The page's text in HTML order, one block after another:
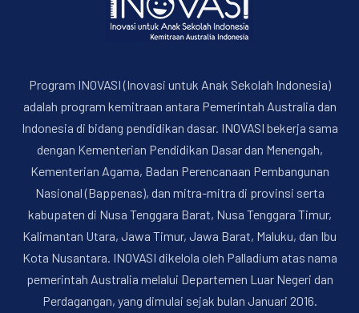
Program INOVASI (Inovasi untuk Anak Sekolah Indonesia)
adalah program kemitraan antara Pemerintah Australia dan
Indonesia di bidang pendidikan dasar. INOVASI bekerja sama
dengan Kementerian Pendidikan Dasar dan Menengah,
Kementerian Agama, Badan Perencanaan Pembangunan
Nasional (Bappenas), dan mitra-mitra di provinsi serta
kabupaten di Nusa Tenggara Barat, Nusa Tenggara Timur,
Kalimantan Utara, Jawa Timur, Jawa Barat, Maluku, dan Ibu
Kota Nusantara. INOVASI dikelola oleh Palladium atas nama
pemerintah Australia melalui Departemen Luar Negeri dan
Perdagangan, yang dimulai sejak bulan Januari 2016.